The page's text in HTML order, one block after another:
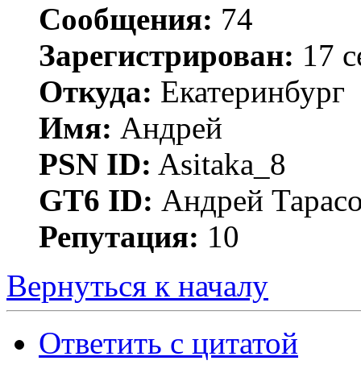
Сообщения: 74
Зарегистрирован: 17
Откуда: Екатеринбург
Имя: Андрей
PSN ID: Asitaka_8
GT6 ID: Андрей
Репутация: 10
Вернуться к началу
Ответить с цитатой